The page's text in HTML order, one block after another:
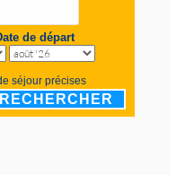
de départ
séjour précises
RECHERCHER